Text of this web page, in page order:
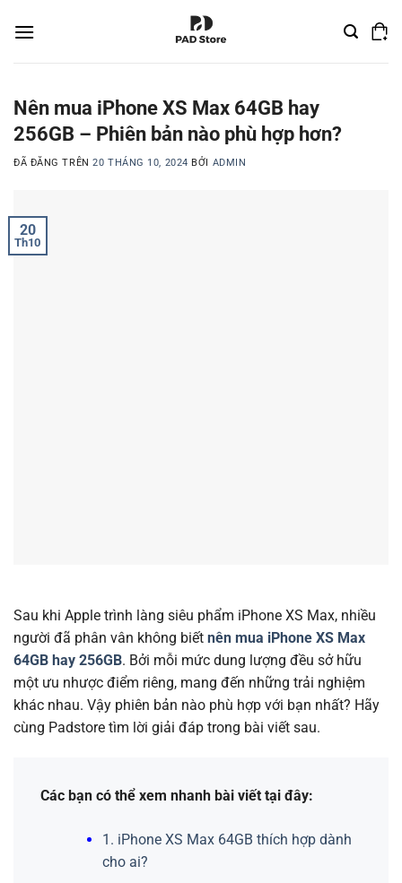
đến
Nên mua iPhone XS Max 64GB hay
256GB – Phiên bản nào phù hợp hơn?
ĐÃ ĐĂNG TRÊN20 THÁNG 10, 2024 BỞI ADMIN
20
Th10
Sau khi Apple trình làng siêu phẩm iPhone XS Max, nhiều
người đã phân vân không biết nên mua iPhone XS Max
64GB hay 256GB. Bởi mỗi mức dung lượng đều sở hữu
một ưu nhược điểm riêng, mang đến những trải nghiệm
khác nhau. Vậy phiên bản nào phù hợp với bạn nhất? Hãy
cùng Padstore tìm lời giải đáp trong bài viết sau.
Các bạn có thể xem nhanh bài viết tại đây:
1. iPhone XS Max 64GB thích hợp dành
cho ai?